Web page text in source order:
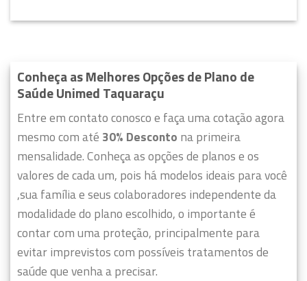
Conheça as Melhores Opções de Plano de
Saúde Unimed Taquaraçu
Entre em contato conosco e faça uma cotação agora
mesmo com até 30% Desconto na primeira
mensalidade. Conheça as opções de planos e os
valores de cada um, pois há modelos ideais para você
,sua família e seus colaboradores independente da
modalidade do plano escolhido, o importante é
contar com uma proteção, principalmente para
evitar imprevistos com possíveis tratamentos de
saúde que venha a precisar.